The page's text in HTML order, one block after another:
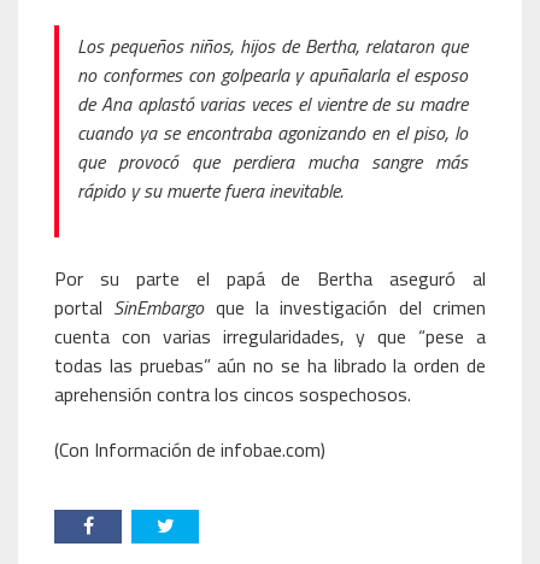
Los pequeños niños, hijos de Bertha, relataron que
no conformes con golpearla y apuñalarla el esposo
de Ana aplastó varias veces el vientre de su madre
cuando ya se encontraba agonizando en el piso, lo
que provocó que perdiera mucha sangre más
rápido y su muerte fuera inevitable.
Por su parte el papá de Bertha aseguró al
portal SinEmbargoque la investigación del crimen
cuenta con varias irregularidades, y que “pese a
todas las pruebas” aún no se ha librado la orden de
aprehensión contra los cincos sospechosos.
(Con Información de infobae.com)